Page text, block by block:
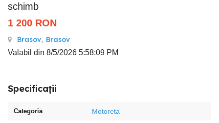
schimb
1 200 RON
Brasov, Brasov
Valabil din 8/5/2026 5:58:09 PM
Specificații
Categoria Motoreta